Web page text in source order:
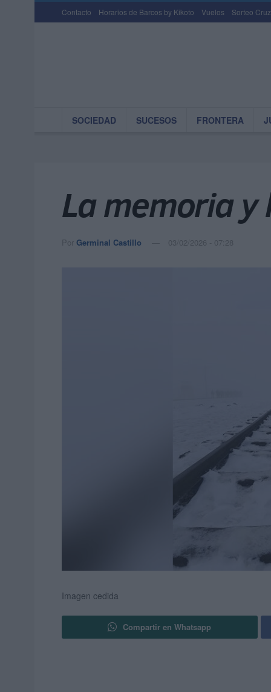
Contacto Horarios de Barcos by Kikoto Vuelos Sorteo
SOCIEDAD SUCESOS FRONTERA
La memoria y
Por Germinal Castillo 03/02/2026 - 07:28
Imagen cedida
Compartir en Whatsapp